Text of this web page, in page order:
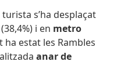
s’ha desplaçat
(38,4%) i en metro
ha estat les Rambles
anar de